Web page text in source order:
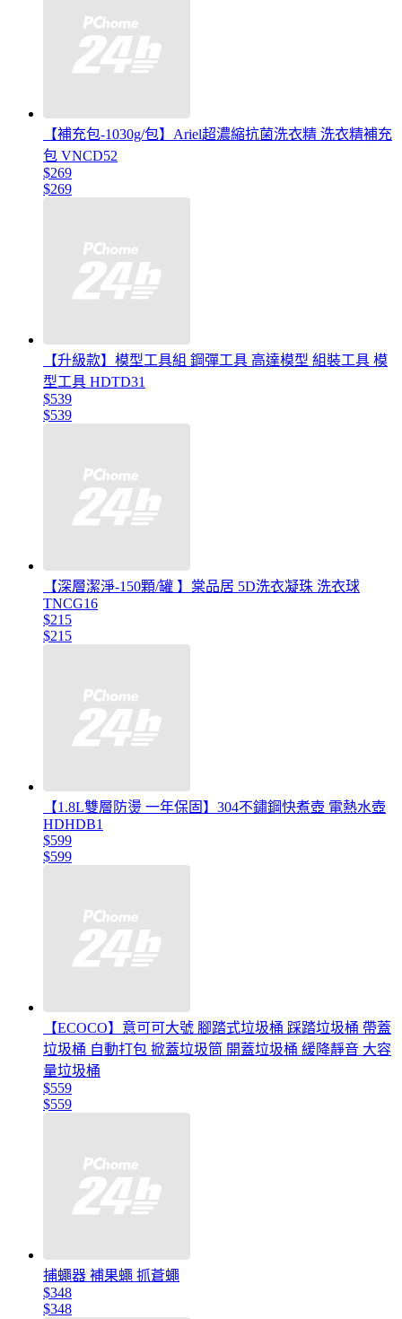
【補充包-1030g/包】Ariel超濃縮抗菌洗衣精 洗衣精補充
包 VNCD52
$269
$269
【升級款】模型工具組 鋼彈工具 高達模型 組裝工具 模
型工具 HDTD31
$539
$539
【深層潔淨-150顆/罐 】棠品居 5D洗衣凝珠 洗衣球
TNCG16
$215
$215
【1.8L雙層防燙 一年保固】304不鏽鋼快煮壺 電熱水壺
HDHDB1
$599
$599
【ECOCO】意可可大號 腳踏式垃圾桶 踩踏垃圾桶 帶蓋
垃圾桶 自動打包 掀蓋垃圾筒 開蓋垃圾桶 緩降靜音 大容
量垃圾桶
$559
$559
捕蠅器 補果蠅 抓蒼蠅
$348
$348